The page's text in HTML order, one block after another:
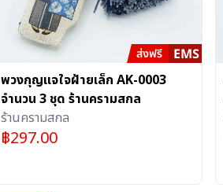
พวงกุญแจใจฝ้ายเล็ก AK-0003
จำนวน 3 ชุด ร้านครามสกล
ร้านครามสกล
฿297.00